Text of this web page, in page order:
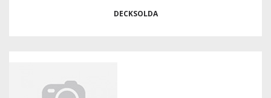
DECKSOLDA